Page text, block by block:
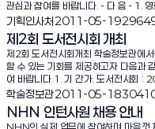
강좌 강사) - 전, 한국세라믹 기술연구
부대행사 - 경품추첨 가. 콘서트 티켓
아이유, 지나, 비스트, 박재범 나. 우산
권 등 2011. 5. 23 종 합 인 력 개
관심과 참여를 바랍니다. - 다 음 - 1. 영화제목 : 모비딕 2. 관람일시 : 2011. 6. 1(수) 20:
00 3. 관람장소 : 롯데시네마 청량리
19(목) ~ 5. 25(수) 정오까지 6. 시
&이벤트란에서 신청 시사회 신청 바로가기는 위 영화 포스터를 클릭하세요! 7. 당첨자 발
표 : 2011. 5. 27(금)씨네21 홈페이지
홈페이지 당첨 사실 확인 후 안내에 따
기획인사처2011-05-19조회수:
제2회 도서전시회 개최
제2회 도서전시회개최 학술정보관에
할 수 있는 기회를 제공하고자 다음과 같이 도서전시회 및 주관행사를 개최하오니
여 바랍니다.1. 기 간가. 도서전시회 : 2011. 5. 17(화) ∼ 5. 19(목)
주관행사(전자정보박람회 & 정보검색대회) : 2011. 5. 17(
00 1) 주관행사에 따른 소정의 상품을 시상(문화상품권 : 총 40만원) 2) 자세한 사항은 첨
부화일을 참고하시기 바랍니다.2. 장 소 : 학술정보관(유담관) 9층 제3 열람실(오렌지룸)3.
학술정보관2011-05-18조회수:
NHN 인턴사원 채용 안내
NHN의 실제 업무에 참여하며 마음껏 재능과 역량을 펼칠 수 있는 인턴 사원을 모집합니